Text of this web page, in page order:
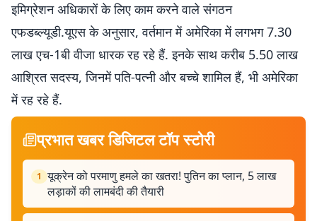
इमिग्रेशन अधिकारों के लिए काम करने वाले संगठन
एफडब्ल्यूडी.यूएस के अनुसार, वर्तमान में अमेरिका में लगभग 7.30
लाख एच-1बी वीजा धारक रह रहे हैं. इनके साथ करीब 5.50 लाख
आश्रित सदस्य, जिनमें पति-पत्नी और बच्चे शामिल हैं, भी अमेरिका
में रह रहे हैं.
प्रभात खबर डिजिटल टॉप स्टोरी
1 यूक्रेन को परमाणु हमले का खतरा! पुतिन का प्लान, 5 लाख
लड़ाकों की लामबंदी की तैयारी